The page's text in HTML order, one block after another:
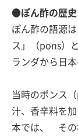
●ぽん酢の歴史
ぽん酢の語源
ス」（pons）
ランダから日
当時のポンス
汁、香辛料を
本では、 その